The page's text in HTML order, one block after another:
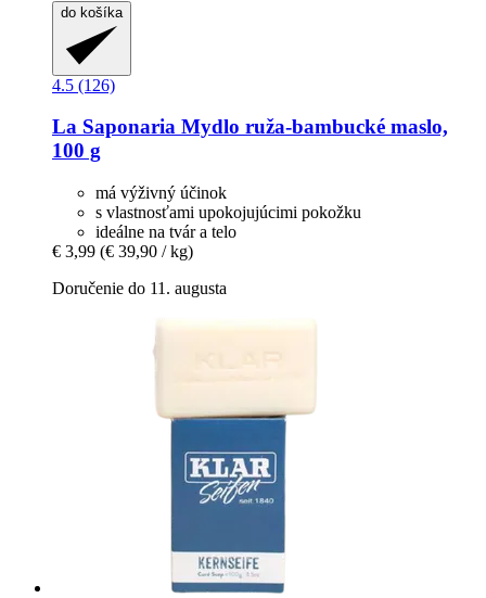
do košíka
4.5 (126)
La Saponaria Mydlo ruža-​bambucké maslo,
100 g
má výživný účinok
s vlastnosťami upokojujúcimi pokožku
ideálne na tvár a telo
€ 3,99 (€ 39,90 / kg)
Doručenie do 11. augusta